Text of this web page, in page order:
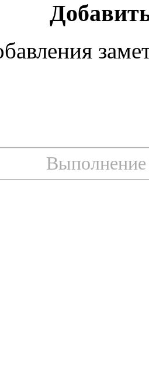
Выполнение